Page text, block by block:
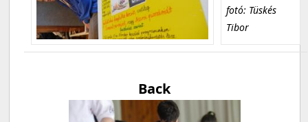
fotó: Tüskés
Tibor
Back